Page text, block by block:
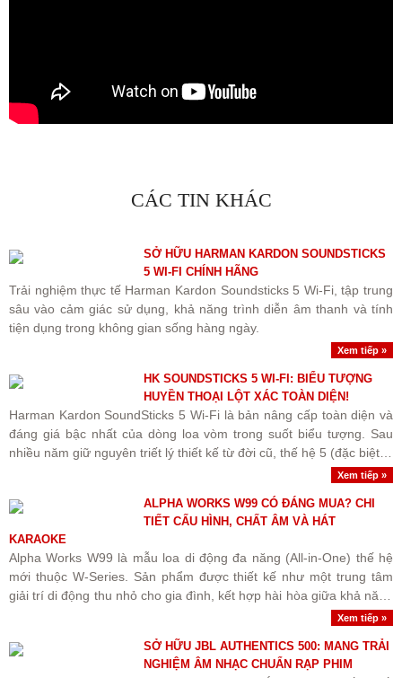
CÁC TIN KHÁC
SỞ HỮU HARMAN KARDON SOUNDSTICKS
5 WI-FI CHÍNH HÃNG
Trải nghiệm thực tế Harman Kardon Soundsticks 5 Wi-Fi, tập trung
sâu vào cảm giác sử dụng, khả năng trình diễn âm thanh và tính
tiện dụng trong không gian sống hàng ngày.
Xem tiếp »
HK SOUNDSTICKS 5 WI-FI: BIỂU TƯỢNG
HUYỀN THOẠI LỘT XÁC TOÀN DIỆN!
Harman Kardon SoundSticks 5 Wi-Fi là bản nâng cấp toàn diện và
đáng giá bậc nhất của dòng loa vòm trong suốt biểu tượng. Sau
nhiều năm giữ nguyên triết lý thiết kế từ đời cũ, thế hệ 5 (đặc biệt là
Xem tiếp »
ALPHA WORKS W99 CÓ ĐÁNG MUA? CHI
TIẾT CẤU HÌNH, CHẤT ÂM VÀ HÁT
KARAOKE
Alpha Works W99 là mẫu loa di động đa năng (All-in-One) thế hệ
mới thuộc W-Series. Sản phẩm được thiết kế như một trung tâm
giải trí di động thu nhỏ cho gia đình, kết hợp hài hòa giữa khả năng
Xem tiếp »
SỞ HỮU JBL AUTHENTICS 500: MANG TRẢI
NGHIỆM ÂM NHẠC CHUẨN RẠP PHIM